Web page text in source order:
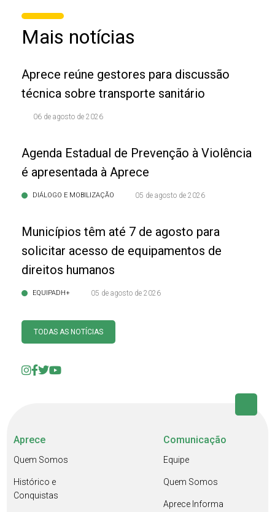
Mais notícias
Aprece reúne gestores para discussão
técnica sobre transporte sanitário
06 de agosto de 2026
Agenda Estadual de Prevenção à Violência
é apresentada à Aprece
DIÁLOGO E MOBILIZAÇÃO 05 de agosto de 2026
Municípios têm até 7 de agosto para
solicitar acesso de equipamentos de
direitos humanos
EQUIPADH+ 05 de agosto de 2026
TODAS AS NOTÍCIAS
Aprece
Quem Somos
Histórico e
Conquistas
Comunicação
Equipe
Quem Somos
Aprece Informa